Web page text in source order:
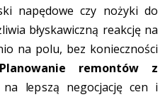
napędowe czy nożyki do
błyskawiczną reakcję na
na polu, bez konieczności
Planowanie remontów z
na lepszą negocjację cen i